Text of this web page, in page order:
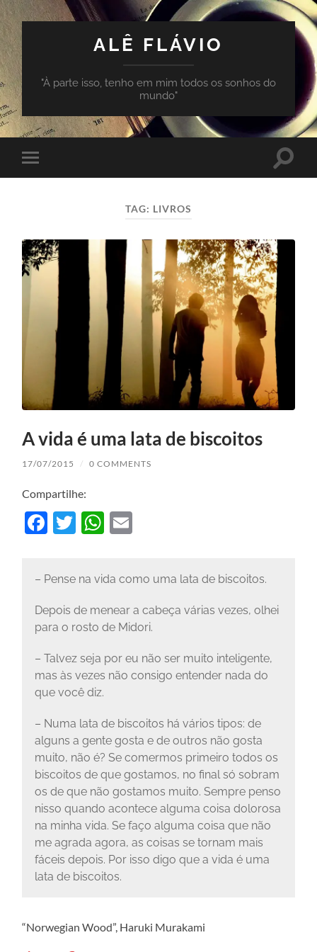
ALÊ FLÁVIO
"À parte isso, tenho em mim todos os sonhos do
mundo"
Toggle
mobile
Toggle
TAG: LIVROS
A vida é uma lata de biscoitos
17/07/2015 / 0 COMMENTS
Compartilhe:
Facebook
TwitterWhatsApp
– Pense na vida como uma lata de biscoitos.
Depois de menear a cabeça várias vezes, olhei
para o rosto de Midori.
– Talvez seja por eu não ser muito inteligente,
mas às vezes não consigo entender nada do
que você diz.
– Numa lata de biscoitos há vários tipos: de
alguns a gente gosta e de outros não gosta
muito, não é? Se comermos primeiro todos os
biscoitos de que gostamos, no final só sobram
os de que não gostamos muito. Sempre penso
nisso quando acontece alguma coisa dolorosa
na minha vida. Se faço alguma coisa que não
me agrada agora, as coisas se tornam mais
fáceis depois. Por isso digo que a vida é uma
lata de biscoitos.
“Norwegian Wood”, Haruki Murakami